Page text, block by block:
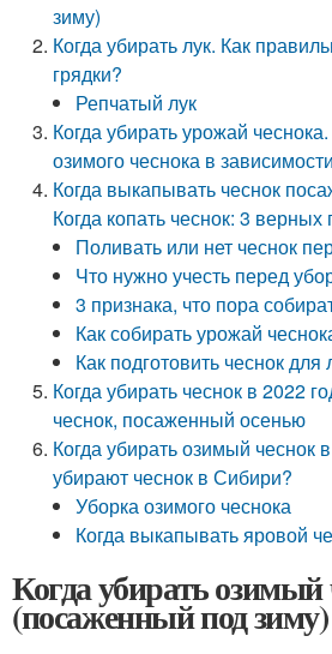
зиму)
Когда убирать лук. Как
грядки?
Репчатый лук
Когда убирать урожай
озимого чеснока в
Когда выкапывать чеснок
Когда копать чеснок: 3 верных
Поливать или нет чеснок
Что нужно учесть перед
3 признака, что пора
Как собирать урожай
Как подготовить чеснок
Когда убирать чеснок в 2022
чеснок, посаженный осенью
Когда убирать озимый чеснок
убирают чеснок в Сибири?
Уборка озимого чеснока
Когда выкапывать яровой
Когда убирать озимый
(посаженный под зиму)